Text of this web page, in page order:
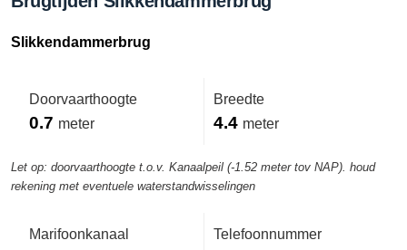
Slikkendammerbrug
Doorvaarthoogte
0.7 meter
Breedte
4.4 meter
Let op: doorvaarthoogte t.o.v. Kanaalpeil (-1.52 meter tov NAP). houd
rekening met eventuele waterstandwisselingen
Marifoonkanaal
Telefoonnummer